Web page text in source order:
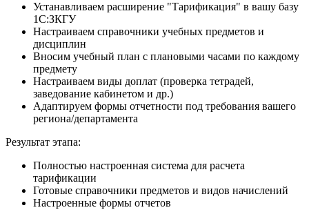
Устанавливаем расширение "Тарификация" в вашу базу
1С:ЗКГУ
Настраиваем справочники учебных предметов и
дисциплин
Вносим учебный план с плановыми часами по каждому
предмету
Настраиваем виды доплат (проверка тетрадей,
заведование кабинетом и др.)
Адаптируем формы отчетности под требования вашего
региона/департамента
Результат этапа:
Полностью настроенная система для расчета
тарификации
Готовые справочники предметов и видов начислений
Настроенные формы отчетов